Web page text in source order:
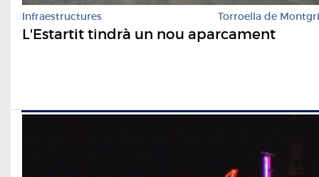
Infraestructures Torroella de Montgrí
L'Estartit tindrà un nou aparcament